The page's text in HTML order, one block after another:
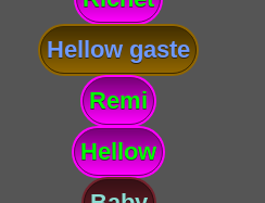
Hellow gaste
Remi
Hellow